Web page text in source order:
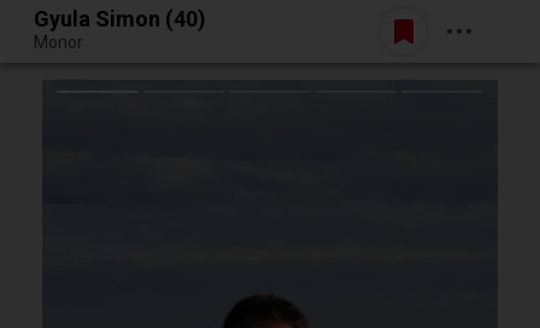
Egy jó randiból bármi lehet.
Belépés
Gyula Simon (40)
Monor